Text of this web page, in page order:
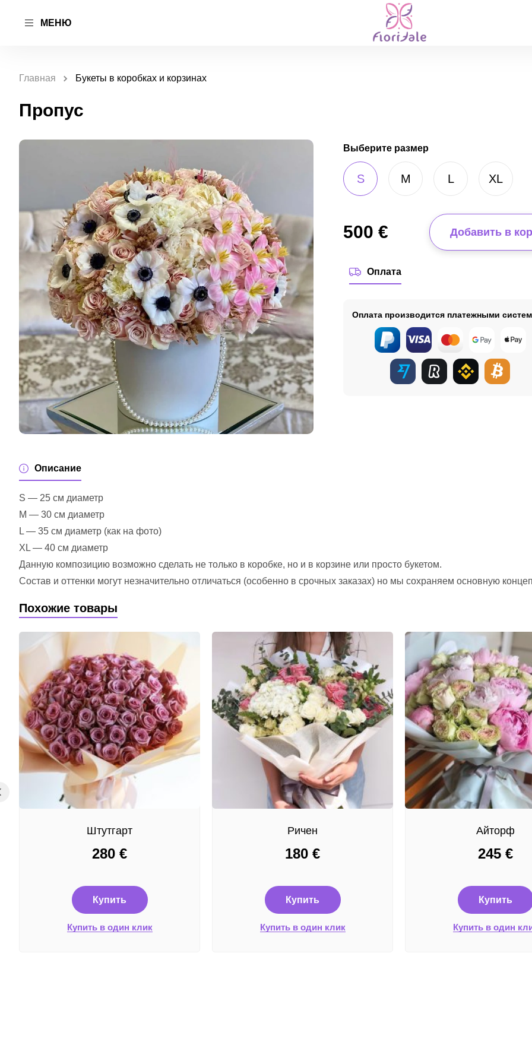
МЕНЮ
Главная Букеты в коробках и корзинах
Пропус
Выберите размер
S M L XL
500 € Добавить в
Оплата
Оплата производится платежными
Описание
S — 25 см диаметр
M — 30 см диаметр
L — 35 см диаметр (как на фото)
XL — 40 см диаметр
Данную композицию возможно сделать не только в коробке, но и в корзине или просто букетом.
Состав и оттенки могут незначительно отличаться (особенно в срочных заказах) но мы сохраняем основную
Похожие товары
Штутгарт
280 €
Купить
Купить в один клик
Ричен
180 €
Купить
Купить в один клик
Айторф
245 €
Купить
Купить в один